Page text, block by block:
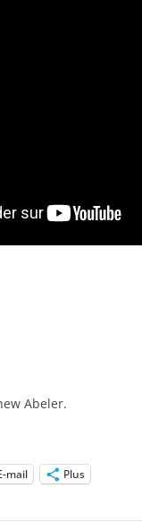
Abeler.
mail
Plus